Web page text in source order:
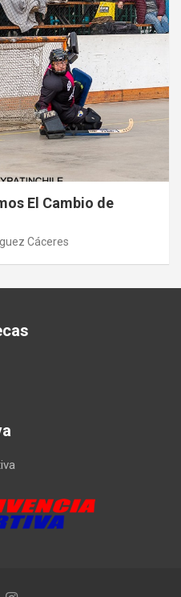
El Cambio de
Cáceres